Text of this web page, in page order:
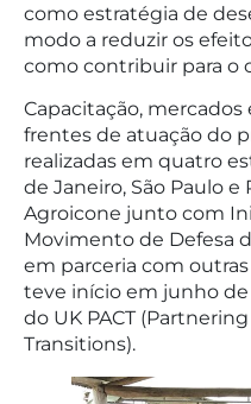
como estratégia de
modo a reduzir os
como contribuir para o
Capacitação, mercados
frentes de atuação do
realizadas em quatro
de Janeiro, São Paulo e
Agroicone junto com
Movimento de Defesa
em parceria com outras
teve início em junho
do UK PACT
Transitions).